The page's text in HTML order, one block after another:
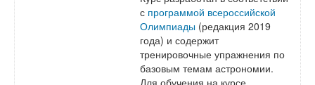
с программой всероссийской
Олимпиады (редакция 2019
года) и содержит
тренировочные упражнения по
базовым темам астрономии.